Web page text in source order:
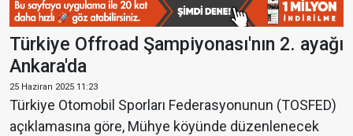
Türkiye Offroad Şampiyonası'nın 2. ayağı
Ankara'da
25 Haziran 2025 11:23
Türkiye Otomobil Sporları Federasyonunun (TOSFED)
açıklamasına göre, Mühye köyünde düzenlenecek